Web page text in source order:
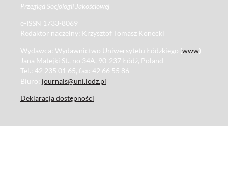
Przegląd Socjologii Jakościowej
e-ISSN 1733-8069
Redaktor naczelny: Krzysztof Tomasz Konecki
Wydawca: Wydawnictwo Uniwersytetu Łódzkiego (www)
Jana Matejki St., no 34A, 90-237 Łódź, Poland
Tel.: 42 235 01 65, fax: 42 66 55 86
Biuro: journals@uni.lodz.pl
Deklaracja dostępności